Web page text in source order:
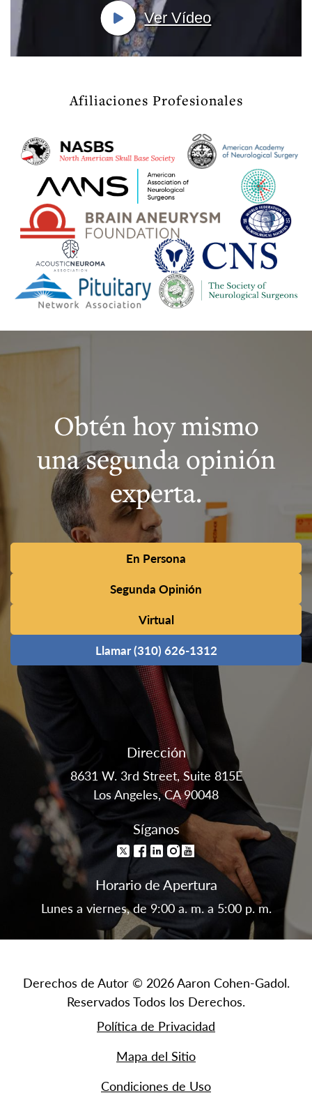
Ver Vídeo
Afiliaciones Profesionales
Obtén hoy mismo
una segunda opinión
experta.
En Persona
Segunda Opinión
Virtual
Llamar (310) 626-1312
Dirección
8631 W. 3rd Street, Suite 815E
Los Angeles, CA 90048
Síganos
Horario de Apertura
Lunes a viernes, de 9:00 a. m. a 5:00 p. m.
Derechos de Autor © 2026 Aaron Cohen-Gadol.
Reservados Todos los Derechos.
Política de Privacidad
Mapa del Sitio
Condiciones de Uso